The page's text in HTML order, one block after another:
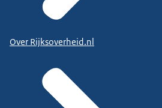
Over Rijksoverheid.nl